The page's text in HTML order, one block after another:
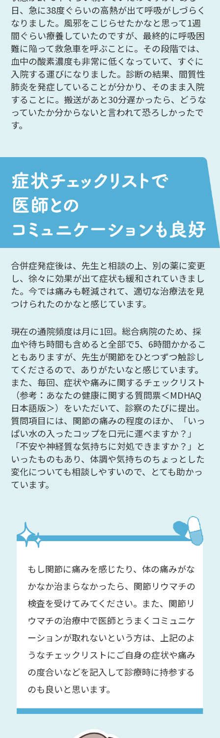
日、急に38度ぐらいの高熱が出て呼吸がしづらく
なりました。風邪をこじらせたかなと思って1週
間ぐらい療養していたのですが、最終的に呼吸困
難に陥って救急車を呼ぶことに。その段階では、
血中の酸素濃度も非常に低くなっていて、すぐに
入院する運びになりました。診断の結果、間質性
肺炎を発症していることが分かり、そのまま入院
することに。搬送があと30分遅かったら、どうな
っていたか分からないと言われて恐ろしかったで
す。
合併症発症後は、先生と相談の上、別の薬に変更
し、徐々に効果が出て症状も緩和されていきまし
た。今では痛みも軽減されて、適切な治療法を見
つけられたのかなと感じています。
現在の通院頻度は月に1回。総合病院のため、採
血や待ち時間も含めると全部で5、6時間かかるこ
ともありますが、先生が関節をひとつずつ触診し
てくださるので、ありがたいなと感じています。
また、毎回、症状や痛みに関するチェックリスト
（参考：あなたの健康に関する質問票＜MDHAQ
日本語版＞）をいただいて、診察のたびに提出。
質問項目には、関節の痛みの程度のほか、「いっ
ぱい水の入ったコップを口元に運べますか？」
「不安や神経質な気持ちに対処できますか？」と
いったものもあり、体調や気持ちのちょっとした
変化についても相談しやすいので、とても助かっ
ています。
もし関節に痛みを感じたり、体の痛みがな
かなか治まらなかったら、関節リウマチの
検査を受けてみてください。また、関節リ
ウマチの治療中で医師とうまくコミュニケ
ーションが取れないという方は、上記のよ
うなチェックリストにご自身の症状や痛み
の度合いなどを記入して診療時に持参する
のも良いと思います。